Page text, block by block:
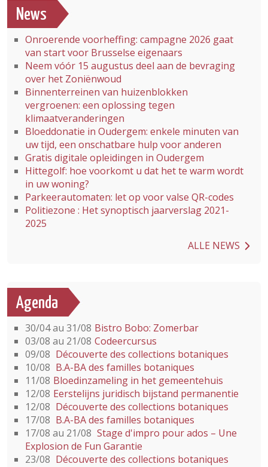
News
Onroerende voorheffing: campagne 2026 gaat
van start voor Brusselse eigenaars
Neem vóór 15 augustus deel aan de bevraging
over het Zoniënwoud
Binnenterreinen van huizenblokken
vergroenen: een oplossing tegen
klimaatveranderingen
Bloeddonatie in Oudergem: enkele minuten van
uw tijd, een onschatbare hulp voor anderen
Gratis digitale opleidingen in Oudergem
Hittegolf: hoe voorkomt u dat het te warm wordt
in uw woning?
Parkeerautomaten: let op voor valse QR-codes
Politiezone : Het synoptisch jaarverslag 2021-
2025
ALLE NEWS
Agenda
30/04 au 31/08 Bistro Bobo: Zomerbar
03/08 au 21/08 Codeercursus
09/08 Découverte des collections botaniques
10/08 B.A-BA des familles botaniques
11/08 Bloedinzameling in het gemeentehuis
12/08 Eerstelijns juridisch bijstand permanentie
12/08 Découverte des collections botaniques
17/08 B.A-BA des familles botaniques
17/08 au 21/08 Stage d'impro pour ados – Une
Explosion de Fun Garantie
23/08 Découverte des collections botaniques